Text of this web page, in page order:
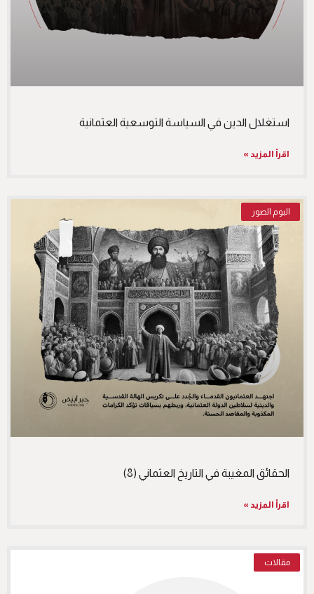
استغلال الدين في السياسة التوسعية العثمانية
اقرأ المزيد »
البوم الصور
الحقائق المغيبة في التاريخ العثماني (8)
اقرأ المزيد »
مقالات